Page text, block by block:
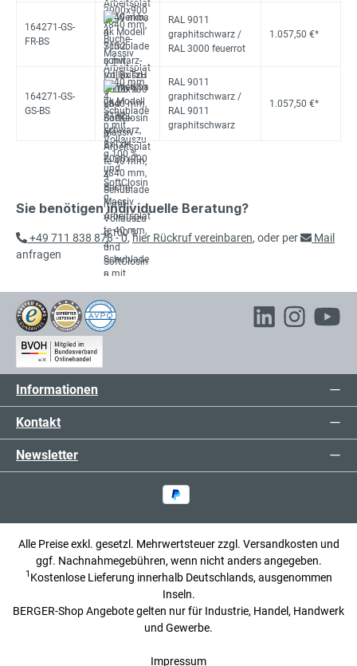
164271-GS-
FR-BS
RAL 9011
graphitschwarz /
RAL 3000 feuerrot
1.057,50 €*
164271-GS-
GS-BS
RAL 9011
graphitschwarz /
RAL 9011
graphitschwarz
1.057,50 €*
Sie benötigen individuelle Beratung?
+49 711 838 878 - 0,hier Rückruf vereinbaren, oder per
Mail
anfragen
Informationen
Kontakt
Newsletter
Alle Preise exkl. gesetzl. Mehrwertsteuer zzgl. Versandkosten und
ggf. Nachnahmegebühren, wenn nicht anders angegeben.
1 Kostenlose Lieferung innerhalb Deutschlands, ausgenommen
Inseln.
BERGER-Shop Angebote gelten nur für Industrie, Handel, Handwerk
und Gewerbe.
Impressum